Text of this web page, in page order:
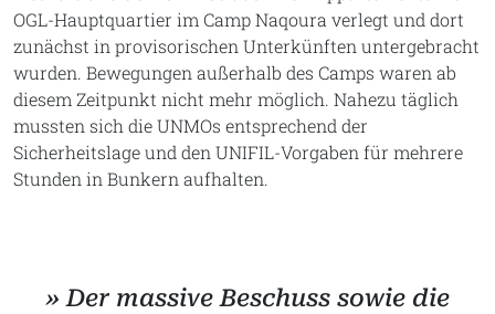
OGL-Hauptquartier im Camp Naqoura verlegt und dort
zunächst in provisorischen Unterkünften untergebracht
wurden. Bewegungen außerhalb des Camps waren ab
diesem Zeitpunkt nicht mehr möglich. Nahezu täglich
mussten sich die UNMOs entsprechend der
Sicherheitslage und den UNIFIL-Vorgaben für mehrere
Stunden in Bunkern aufhalten.
» Der massive Beschuss sowie die